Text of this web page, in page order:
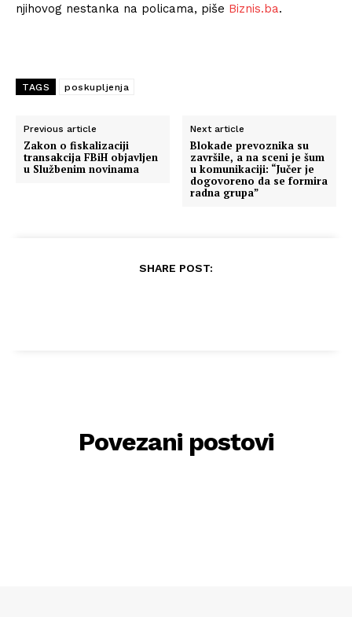
njihovog nestanka na policama, piše Biznis.ba.
TAGS poskupljenja
Previous article
Zakon o fiskalizaciji
transakcija FBiH objavljen
u Službenim novinama
Next article
Blokade prevoznika su
završile, a na sceni je šum
u komunikaciji: “Jučer je
dogovoreno da se formira
radna grupa”
SHARE POST:
Povezani postovi